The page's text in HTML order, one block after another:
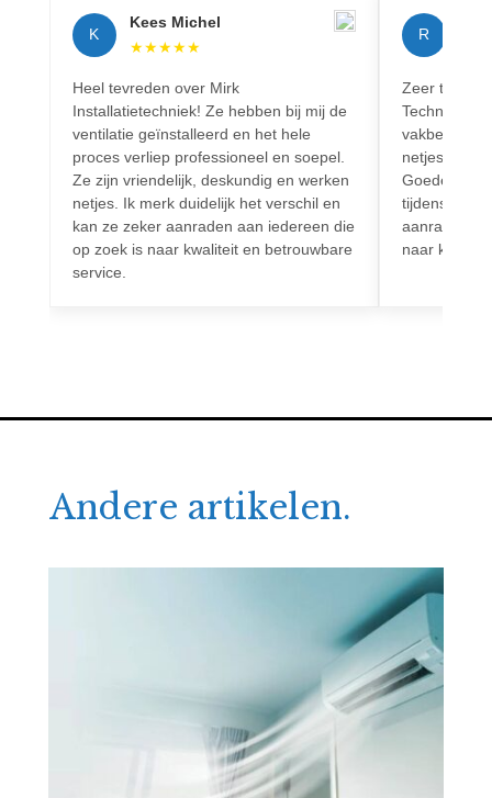
K
Kees Michel
★★★★★
Heel tevreden over Mirk
Installatietechniek! Ze hebben bij mij de
ventilatie geïnstalleerd en het hele
proces verliep professioneel en soepel.
Ze zijn vriendelijk, deskundig en werken
netjes. Ik merk duidelijk het verschil en
kan ze zeker aanraden aan iedereen die
op zoek is naar kwaliteit en betrouwbare
service.
R
Zeer
Techniek!
netjes en
Goede
tijdens het
aanrader
naar
Andere artikelen.